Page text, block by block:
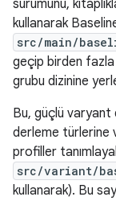
sürümünü,
kullanarak
src/main/
geçip birden
grubu dizinine
Bu, güçlü varyant
derleme türlerine
profiller
src/variant/
kullanarak). Bu